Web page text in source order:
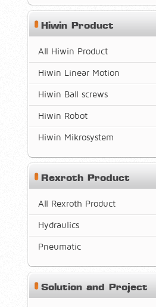
Hiwin Product
All Hiwin Product
Hiwin Linear Motion
Hiwin Ball screws
Hiwin Robot
Hiwin Mikrosystem
Rexroth Product
All Rexroth Product
Hydraulics
Pneumatic
Solution and Project